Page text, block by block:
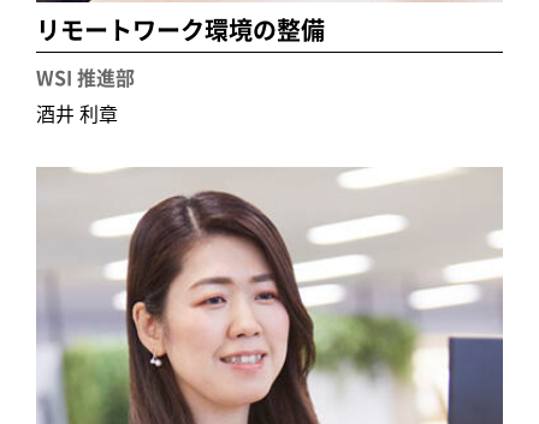
リモートワーク環境の整備
WSI 推進部
酒井 利章